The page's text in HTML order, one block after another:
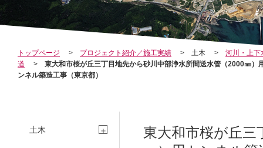
CO
トップページ プロジェクト紹介／施工実績 土木
河川・上下
道
東大和市桜が丘三丁目地先から砂川中部浄水所間送水管（2000㎜）
ンネル築造工事（東京都）
東大和市桜が丘三
土木